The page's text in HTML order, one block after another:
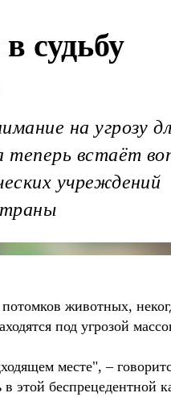
судьбу
на угрозу
теперь встаёт
учреждений
животных,
под угрозой
месте", –
этой беспрецедентной